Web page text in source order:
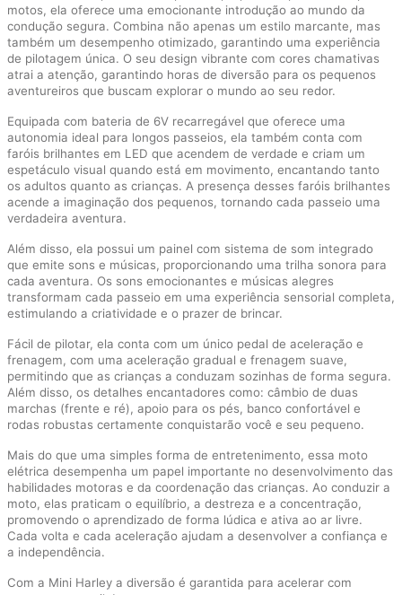
motos, ela oferece uma emocionante introdução ao mundo da
condução segura. Combina não apenas um estilo marcante, mas
também um desempenho otimizado, garantindo uma experiência
de pilotagem única. O seu design vibrante com cores chamativas
atrai a atenção, garantindo horas de diversão para os pequenos
aventureiros que buscam explorar o mundo ao seu redor.
Equipada com bateria de 6V recarregável que oferece uma
autonomia ideal para longos passeios, ela também conta com
faróis brilhantes em LED que acendem de verdade e criam um
espetáculo visual quando está em movimento, encantando tanto
os adultos quanto as crianças. A presença desses faróis brilhantes
acende a imaginação dos pequenos, tornando cada passeio uma
verdadeira aventura.
Além disso, ela possui um painel com sistema de som integrado
que emite sons e músicas, proporcionando uma trilha sonora para
cada aventura. Os sons emocionantes e músicas alegres
transformam cada passeio em uma experiência sensorial completa,
estimulando a criatividade e o prazer de brincar.
Fácil de pilotar, ela conta com um único pedal de aceleração e
frenagem, com uma aceleração gradual e frenagem suave,
permitindo que as crianças a conduzam sozinhas de forma segura.
Além disso, os detalhes encantadores como: câmbio de duas
marchas (frente e ré), apoio para os pés, banco confortável e
rodas robustas certamente conquistarão você e seu pequeno.
Mais do que uma simples forma de entretenimento, essa moto
elétrica desempenha um papel importante no desenvolvimento das
habilidades motoras e da coordenação das crianças. Ao conduzir a
moto, elas praticam o equilíbrio, a destreza e a concentração,
promovendo o aprendizado de forma lúdica e ativa ao ar livre.
Cada volta e cada aceleração ajudam a desenvolver a confiança e
a independência.
Com a Mini Harley a diversão é garantida para acelerar com